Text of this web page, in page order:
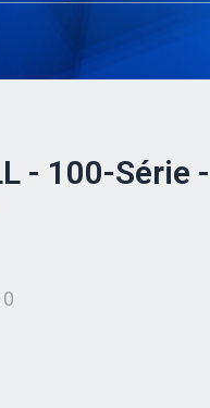
- 100-Série -